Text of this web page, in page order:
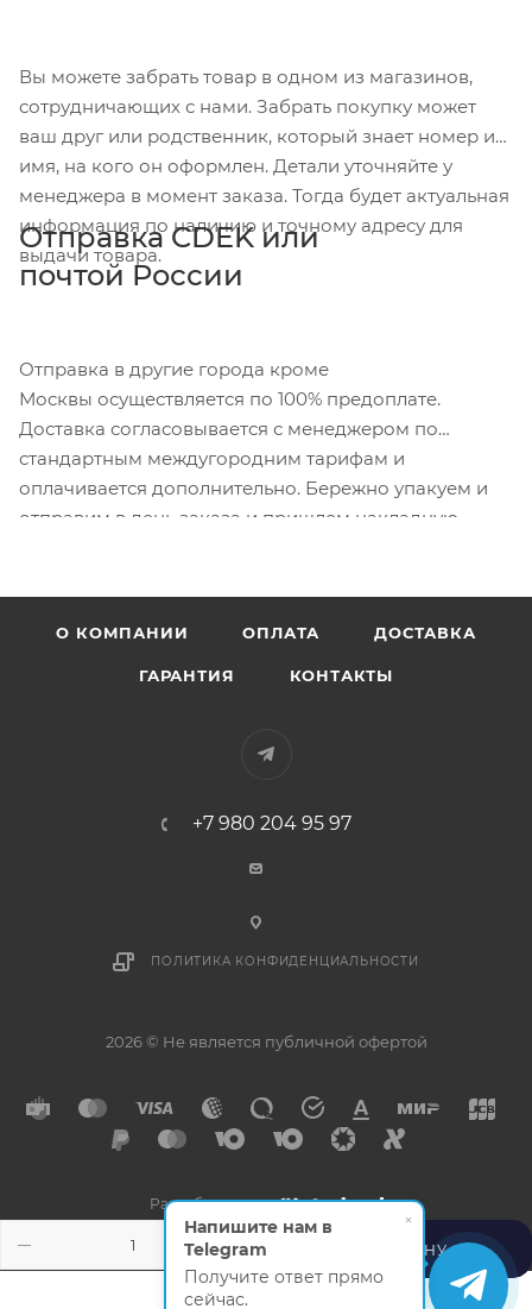
В КОРЗИНУ
Вы можете забрать товар в одном из магазинов,
сотрудничающих с нами. Забрать покупку может
ваш друг или родственник, который знает номер и
имя, на кого он оформлен. Детали уточняйте у
менеджера в момент заказа. Тогда будет актуальная
информация по наличию и точному адресу для
выдачи товара.
Отправка CDEK или
почтой России
Отправка в другие города кроме
Москвы осуществляется по 100% предоплате.
Доставка согласовывается с менеджером по
стандартным междугородним тарифам и
оплачивается дополнительно. Бережно упакуем и
отправим в день заказа и пришлем накладную.
О КОМПАНИИ ОПЛАТА ДОСТАВКА
ГАРАНТИЯ КОНТАКТЫ
+7 980 204 95 97
ПОЛИТИКА КОНФИДЕНЦИАЛЬНОСТИ
2026 © Не является публичной офертой
Разработано в
×
Напишите нам в
Telegram
Получите ответ прямо
сейчас.